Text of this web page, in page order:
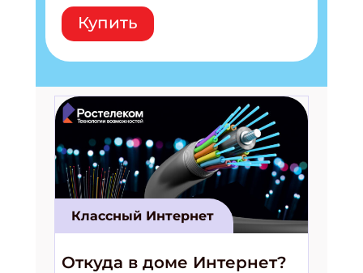
Купить
Классный Интернет
Откуда в доме Интернет?